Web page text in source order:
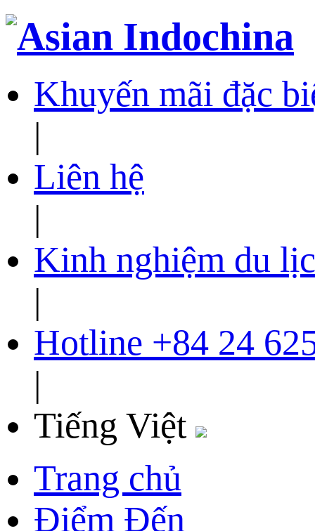
Khuyến mãi đặc
|
Liên hệ
|
Kinh nghiệm du
|
Hotline +84 24
|
Tiếng Việt
Trang chủ
Điểm Đến